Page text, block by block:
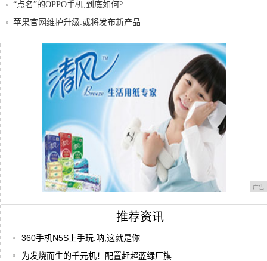
“点名”的OPPO手机,到底如何?
苹果官网维护升级:或将发布新产品
未来买手机,可能会像DIY攒机那样
广告
推荐资讯
360手机N5S上手玩:呐,这就是你
为发烧而生的千元机！配置赶超蓝绿厂旗